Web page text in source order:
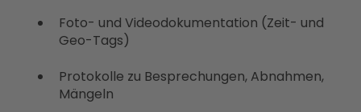
Foto- und Videodokumentation (Zeit- und
Geo-Tags)
Protokolle zu Besprechungen, Abnahmen,
Mängeln